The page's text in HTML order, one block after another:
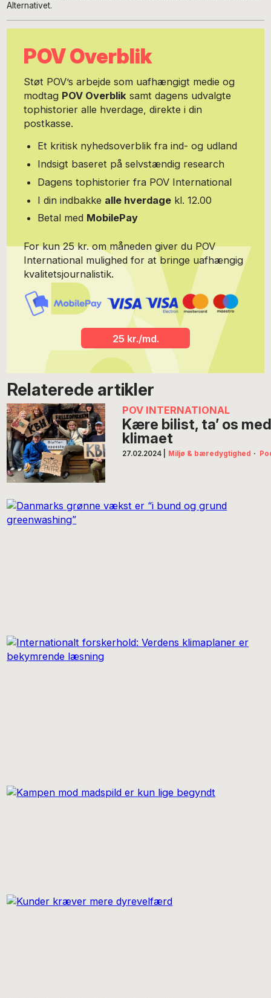
Alternativet.
POV Overblik
Støt POV’s arbejde som uafhængigt medie og
modtag POV Overbliksamt dagens udvalgte
tophistorier alle hverdage, direkte i din
postkasse.
Et kritisk nyhedsoverblik fra ind- og udland
Indsigt baseret på selvstændig research
Dagens tophistorier fra POV International
I din indbakke alle hverdage kl. 12.00
Betal med MobilePay
For kun 25 kr. om måneden giver du POV
International mulighed for at bringe uafhængig
kvalitetsjournalistik.
25 kr./md.
Relaterede artikler
POV INTERNATIONAL
Kære bilist, ta’ os
klimaet
27.02.2024 Miljø & bæredygtighed ·